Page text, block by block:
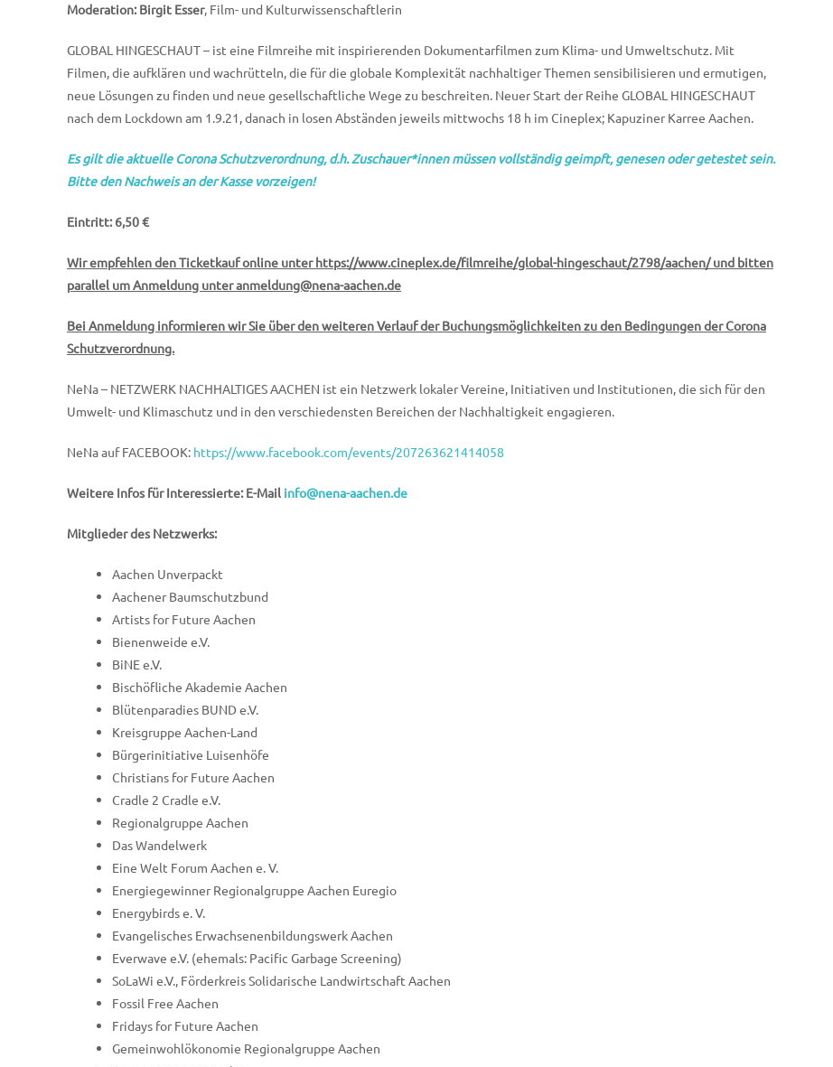
Moderation: Birgit Esser, Film- und Kulturwissenschaftlerin
GLOBAL HINGESCHAUT – ist eine Filmreihe mit inspirierenden Dokumentarfilmen zum Klima- und Umweltschutz. Mit
Filmen, die aufklären und wachrütteln, die für die globale Komplexität nachhaltiger Themen sensibilisieren und ermutigen,
neue Lösungen zu finden und neue gesellschaftliche Wege zu beschreiten. Neuer Start der Reihe GLOBAL HINGESCHAUT
nach dem Lockdown am 1.9.21, danach in losen Abständen jeweils mittwochs 18 h im Cineplex; Kapuziner Karree Aachen.
Es gilt die aktuelle Corona Schutzverordnung, d.h. Zuschauer*innen müssen vollständig geimpft, genesen oder getestet sein.
Bitte den Nachweis an der Kasse vorzeigen!
Eintritt: 6,50 €
Wir empfehlen den Ticketkauf online unter https://www.cineplex.de/filmreihe/global-hingeschaut/2798/aachen/ und bitten
parallel um Anmeldung unter anmeldung@nena-aachen.de
Bei Anmeldung informieren wir Sie über den weiteren Verlauf der Buchungsmöglichkeiten zu den Bedingungen der Corona
Schutzverordnung.
NeNa – NETZWERK NACHHALTIGES AACHEN ist ein Netzwerk lokaler Vereine, Initiativen und Institutionen, die sich für den
Umwelt- und Klimaschutz und in den verschiedensten Bereichen der Nachhaltigkeit engagieren.
NeNa auf FACEBOOK: https://www.facebook.com/events/207263621414058
Weitere Infos für Interessierte: E-Mail info@nena-aachen.de
Mitglieder des Netzwerks:
Aachen Unverpackt
Aachener Baumschutzbund
Artists for Future Aachen
Bienenweide e.V.
BiNE e.V.
Bischöfliche Akademie Aachen
Blütenparadies BUND e.V.
Kreisgruppe Aachen-Land
Bürgerinitiative Luisenhöfe
Christians for Future Aachen
Cradle 2 Cradle e.V.
Regionalgruppe Aachen
Das Wandelwerk
Eine Welt Forum Aachen e. V.
Energiegewinner Regionalgruppe Aachen Euregio
Energybirds e. V.
Evangelisches Erwachsenenbildungswerk Aachen
Everwave e.V. (ehemals: Pacific Garbage Screening)
SoLaWi e.V., Förderkreis Solidarische Landwirtschaft Aachen
Fossil Free Aachen
Fridays for Future Aachen
Gemeinwohlökonomie Regionalgruppe Aachen